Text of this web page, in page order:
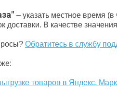
– указать местное время
доставки. В качестве
Обратитесь в службу
товаров в Яндекс.